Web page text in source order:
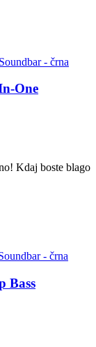
One
​Kdaj boste blago
Bass